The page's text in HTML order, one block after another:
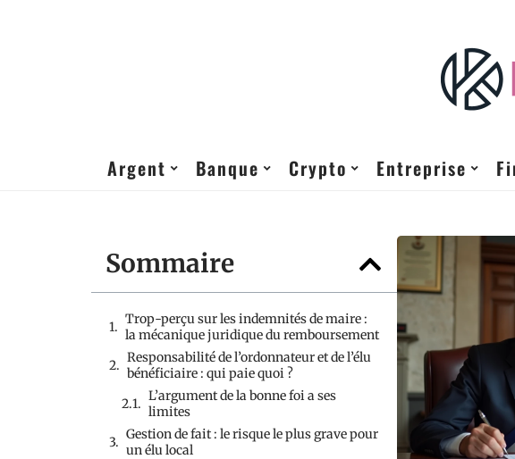
Argent Banque Crypto Entreprise
Sommaire
Trop-perçu sur les indemnités de maire :
la mécanique juridique du remboursement
Responsabilité de l’ordonnateur et de l’élu
bénéficiaire : qui paie quoi ?
L’argument de la bonne foi a ses
limites
Gestion de fait : le risque le plus grave pour
un élu local